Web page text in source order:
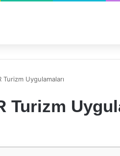
Turizm Uygulamaları
Turizm